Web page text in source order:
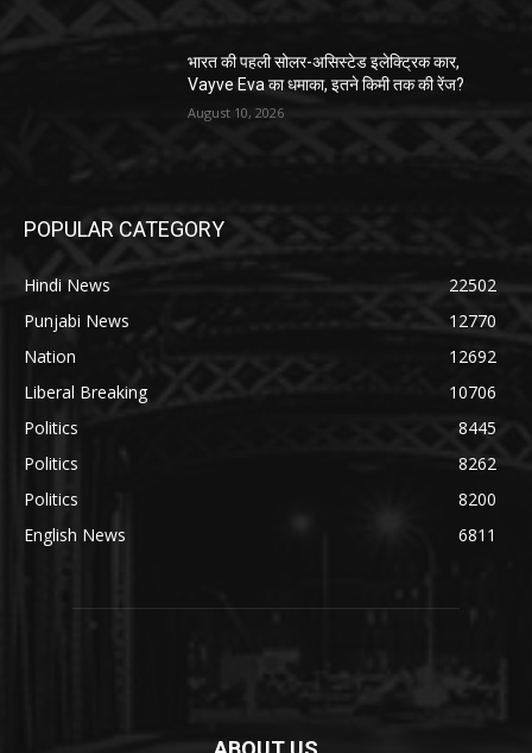
भारत की पहली सोलर-असिस्टेड इलेक्ट्रिक कार,
Vayve Eva का धमाका, इतने किमी तक की रेंज?
August 10, 2026
POPULAR CATEGORY
Hindi News
22502
Punjabi News
12770
Nation
12692
Liberal Breaking
10706
Politics
8445
Politics
8262
Politics
8200
English News
6811